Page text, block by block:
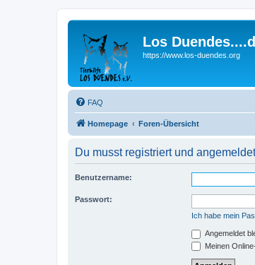
Los
https://www.los-duendes.org
FAQ
Homepage Foren-Übersicht
Du musst registriert und
Benutzername:
Passwort:
Ich habe mein
Angemeldet
Meinen